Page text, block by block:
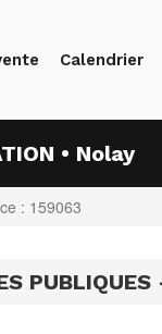
Calendrier
• Nolay
: 159063
PUBLIQUES